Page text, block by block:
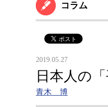
コラム
2019.05.27
日本人の
青木 博